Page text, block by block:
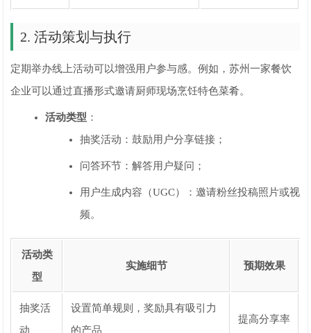
2. 活动策划与执行
定期举办线上活动可以增强用户参与感。例如，苏州一家餐饮
企业可以通过直播形式邀请厨师现场烹饪特色菜肴。
活动类型 ：
抽奖活动：鼓励用户分享链接；
问答环节：解答用户疑问；
用户生成内容（UGC）：邀请粉丝投稿照片或视
频。
活动类
型
实施细节 预期效果
抽奖活
动
设置简单规则，奖励具有吸引力
的产品
提高分享率